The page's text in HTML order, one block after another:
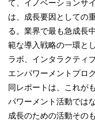
て、イノベーションサ
は、成長要因としての
る。業界で最も急成長
範な導入戦略の一環と
ラボ、インタラクティ
エンパワーメントプロ
同レポートは、これが
パワーメント活動では
成長のための活動その